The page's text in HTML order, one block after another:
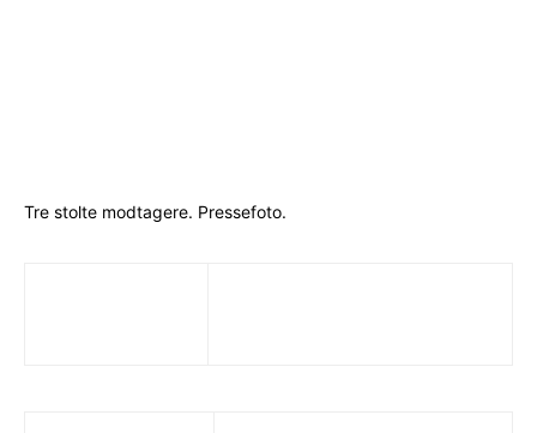
Tre stolte modtagere. Pressefoto.